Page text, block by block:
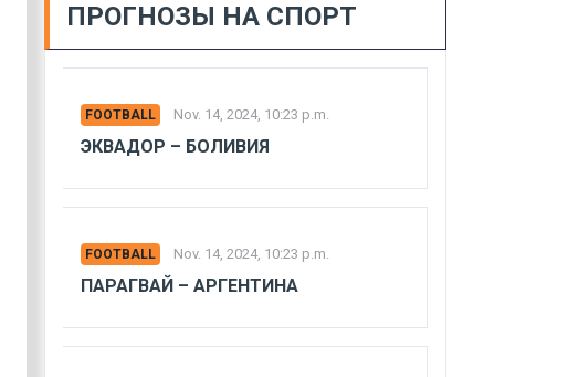
ПРОГНОЗЫ НА СПОРТ
FOOTBALL Nov. 14, 2024, 10:23 p.m.
ЭКВАДОР – БОЛИВИЯ
FOOTBALL Nov. 14, 2024, 10:23 p.m.
ПАРАГВАЙ – АРГЕНТИНА